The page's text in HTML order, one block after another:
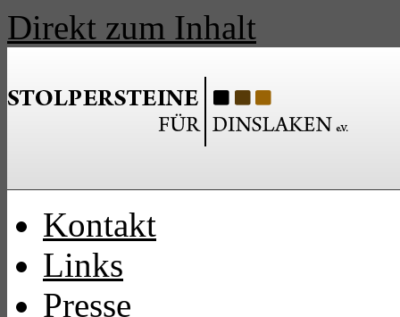
Direkt zum Inhalt
Kontakt
Links
Presse